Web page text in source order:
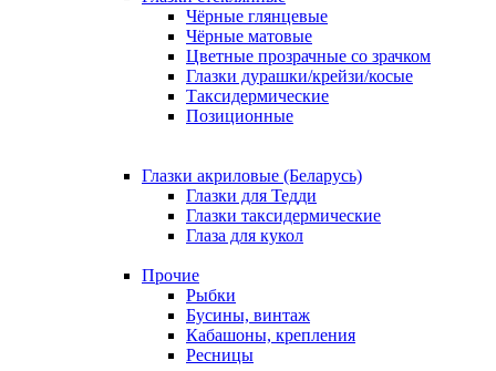
Чёрные глянцевые
Чёрные матовые
Цветные прозрачные со зрачком
Глазки дурашки/крейзи/косые
Таксидермические
Позиционные
Глазки акриловые (Беларусь)
Глазки для Тедди
Глазки таксидермические
Глаза для кукол
Прочие
Рыбки
Бусины, винтаж
Кабашоны, крепления
Ресницы